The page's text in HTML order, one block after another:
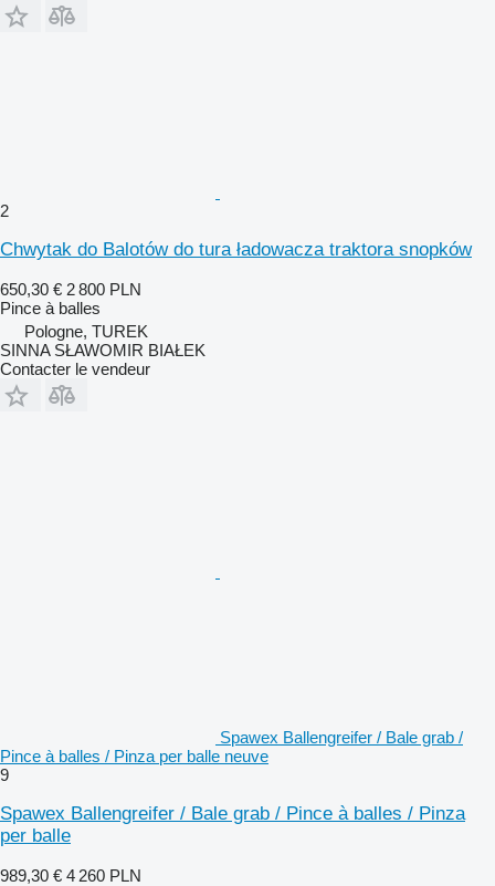
2
Chwytak do Balotów do tura ładowacza traktora snopków
650,30 € 2 800 PLN
Pince à balles
Pologne, TUREK
SINNA SŁAWOMIR BIAŁEK
Contacter le vendeur
Spawex Ballengreifer / Bale grab /
Pince à balles / Pinza per balle neuve
9
Spawex Ballengreifer / Bale grab / Pince à balles / Pinza
per balle
989,30 € 4 260 PLN